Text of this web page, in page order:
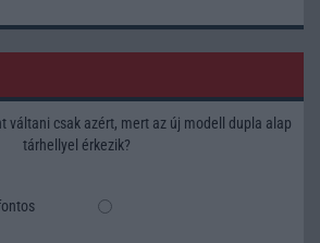
váltani csak azért, mert az új modell dupla alap
tárhellyel érkezik?